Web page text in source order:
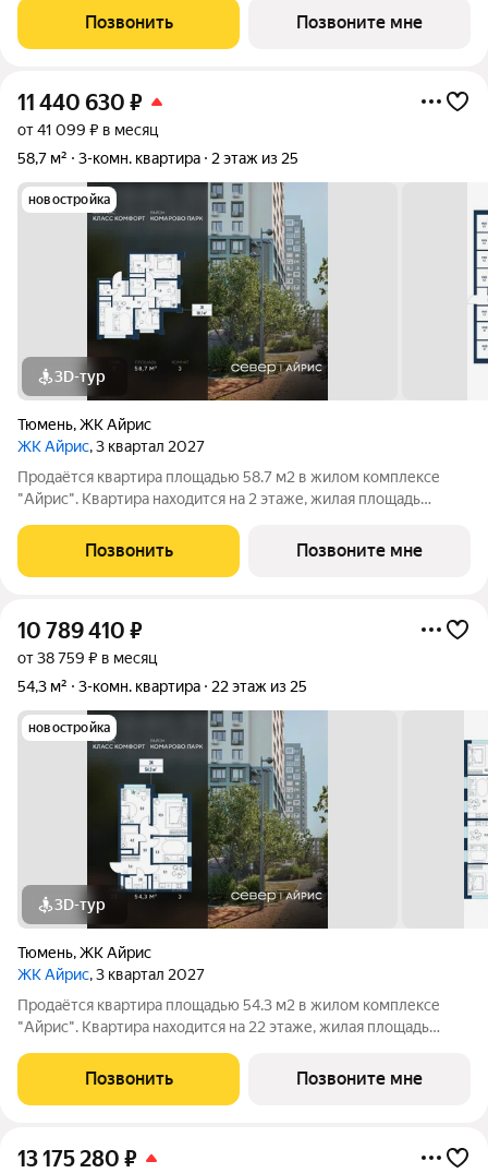
особенностей планировки изолированные комнаты с окнами
на одну сторону, 1 совмещённый
Позвонить Позвоните мне
11 440 630 ₽
от 41 099 ₽ в месяц
58,7 м²
3-комн. квартира 2 этаж из 25
новостройка
3D-тур
Тюмень,ЖК Айрис
ЖК Айрис, 3 квартал 2027
Продаётся квартира площадью 58.7 м2 в жилом комплексе
"Айрис". Квартира находится на 2 этаже, жилая площадь
особенностей планировки изолированные комнаты с окнами
на одну сторону, 1 совмещённый
Позвонить Позвоните мне
10 789 410 ₽
от 38 759 ₽ в месяц
54,3 м²
3-комн. квартира 22 этаж из 25
новостройка
3D-тур
Тюмень,ЖК Айрис
ЖК Айрис, 3 квартал 2027
Продаётся квартира площадью 54.3 м2 в жилом комплексе
"Айрис". Квартира находится на 22 этаже, жилая площадь
особенностей планировки изолированные комнаты с окнами
на одну сторону, 1 совмещённый
Позвонить Позвоните мне
13 175 280 ₽